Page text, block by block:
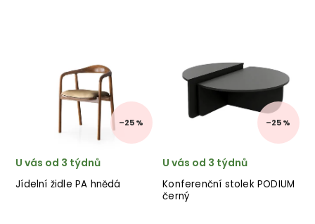
–25 %
Jídelní židle PA hnědá
U vás od 3 týdnů
–25 %
Konferenční stolek PODIUM
černý
U vás od 3 týdnů